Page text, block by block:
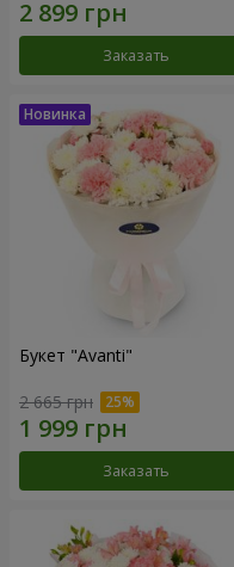
Заказать
Букет "Avanti"
2 665 грн
Заказать